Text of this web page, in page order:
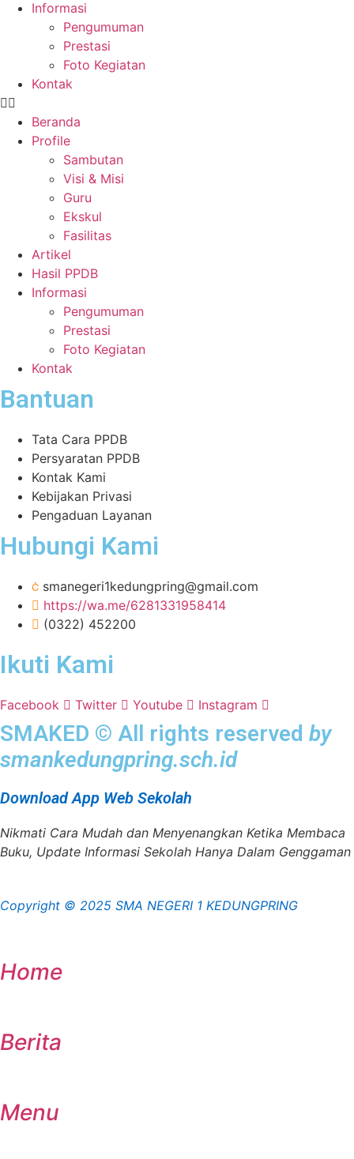
Informasi
Pengumuman
Prestasi
Foto Kegiatan
Kontak
Beranda
Profile
Sambutan
Visi & Misi
Guru
Ekskul
Fasilitas
Artikel
Hasil PPDB
Informasi
Pengumuman
Prestasi
Foto Kegiatan
Kontak
Bantuan
Tata Cara PPDB
Persyaratan PPDB
Kontak Kami
Kebijakan Privasi
Pengaduan Layanan
Hubungi Kami
smanegeri1kedungpring@gmail.com
https://wa.me/6281331958414
(0322) 452200
Ikuti Kami
Facebook Twitter Youtube Instagram
SMAKED © All rights reserved by
smankedungpring.sch.id
Download App Web Sekolah
Nikmati Cara Mudah dan Menyenangkan Ketika Membaca
Buku, Update Informasi Sekolah Hanya Dalam Genggaman
Copyright © 2025 SMA NEGERI 1 KEDUNGPRING
Home
Berita
Menu